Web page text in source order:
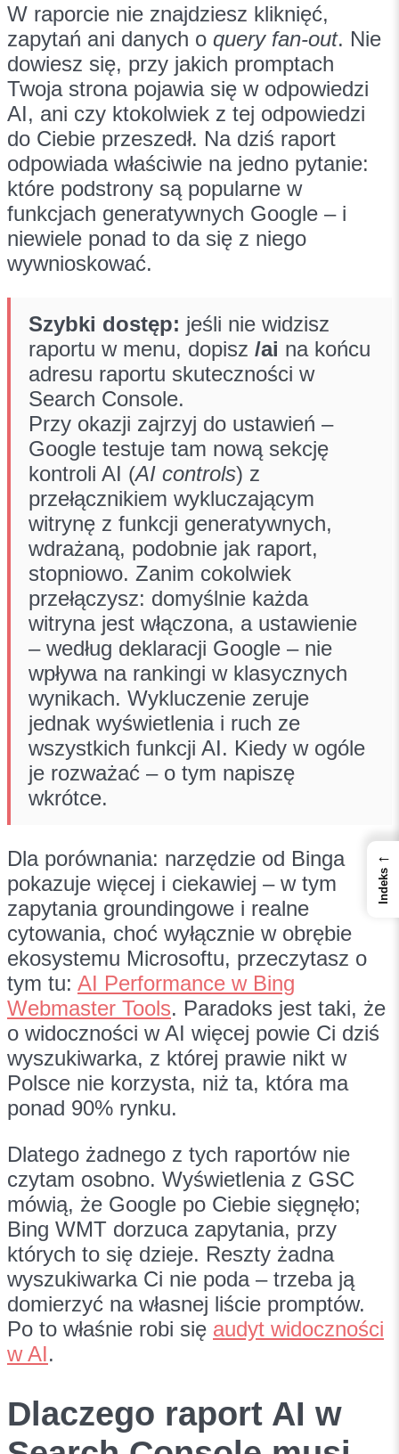
W raporcie nie znajdziesz kliknięć,
zapytań ani danych o query fan-out. Nie
dowiesz się, przy jakich promptach
Twoja strona pojawia się w odpowiedzi
AI, ani czy ktokolwiek z tej odpowiedzi
do Ciebie przeszedł. Na dziś raport
odpowiada właściwie na jedno pytanie:
które podstrony są popularne w
funkcjach generatywnych Google – i
niewiele ponad to da się z niego
wywnioskować.
Szybki dostęp: jeśli nie widzisz
raportu w menu, dopisz /ai na końcu
adresu raportu skuteczności w
Search Console.
Przy okazji zajrzyj do ustawień –
Google testuje tam nową sekcję
kontroli AI (AI controls) z
przełącznikiem wykluczającym
witrynę z funkcji generatywnych,
wdrażaną, podobnie jak raport,
stopniowo. Zanim cokolwiek
przełączysz: domyślnie każda
witryna jest włączona, a ustawienie
– według deklaracji Google – nie
wpływa na rankingi w klasycznych
wynikach. Wykluczenie zeruje
jednak wyświetlenia i ruch ze
wszystkich funkcji AI. Kiedy w ogóle
je rozważać – o tym napiszę
wkrótce.
Dla porównania: narzędzie od Binga
pokazuje więcej i ciekawiej – w tym
zapytania groundingowe i realne
cytowania, choć wyłącznie w obrębie
ekosystemu Microsoftu, przeczytasz o
tym tu: AI Performance w Bing
Webmaster Tools. Paradoks jest taki, że
o widoczności w AI więcej powie Ci dziś
wyszukiwarka, z której prawie nikt w
Polsce nie korzysta, niż ta, która ma
ponad 90% rynku.
Dlatego żadnego z tych raportów nie
czytam osobno. Wyświetlenia z GSC
mówią, że Google po Ciebie sięgnęło;
Bing WMT dorzuca zapytania, przy
których to się dzieje. Reszty żadna
wyszukiwarka Ci nie poda – trzeba ją
domierzyć na własnej liście promptów.
Po to właśnie robi się audyt widoczności
w AI.
Dlaczego raport AI w
←
Indeks